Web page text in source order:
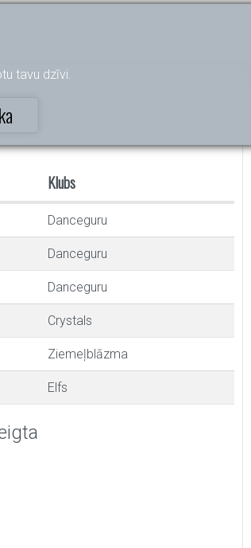
tavu dzīvi.
Klubs
Danceguru
Danceguru
Danceguru
Crystals
Ziemeļblāzma
Elfs